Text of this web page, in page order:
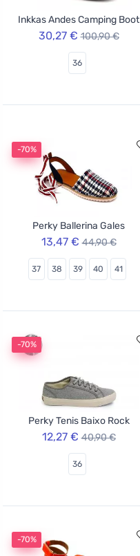
Inkkas Andes Camping Boot
30,27 € 100,90 €
36
-70%
Perky Ballerina Gales
13,47 € 44,90 €
37 38 39 40 41
-70%
Perky Tenis Baixo Rock
12,27 € 40,90 €
36
-70%